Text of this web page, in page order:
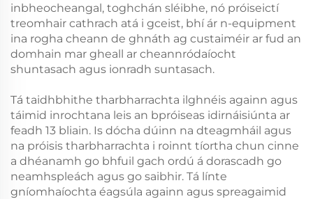
inbheocheangal, toghchán sléibhe, nó próiseictí
treomhair cathrach atá i gceist, bhí ár n-equipment
ina rogha cheann de ghnáth ag custaiméir ar fud an
domhain mar gheall ar cheannródaíocht
shuntasach agus ionradh suntasach.
Tá taidhbhithe tharbharrachta ilghnéis againn agus
táimid inrochtana leis an bpróiseas idirnáisiúnta ar
feadh 13 bliain. Is dócha dúinn na dteagmháil agus
na próisis tharbharrachta i roinnt tíortha chun cinne
a dhéanamh go bhfuil gach ordú á dorascadh go
neamhspleách agus go saibhir. Tá línte
gníomhaíochta éagsúla againn agus spreagaimid